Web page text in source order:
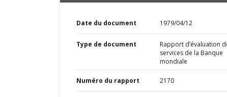
Date du document 1979/04/12
Type de document
Rapport d’évaluation
services de la Banque
mondiale
Numéro du rapport 2170